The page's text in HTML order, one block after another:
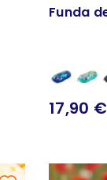
Funda
17,90 €